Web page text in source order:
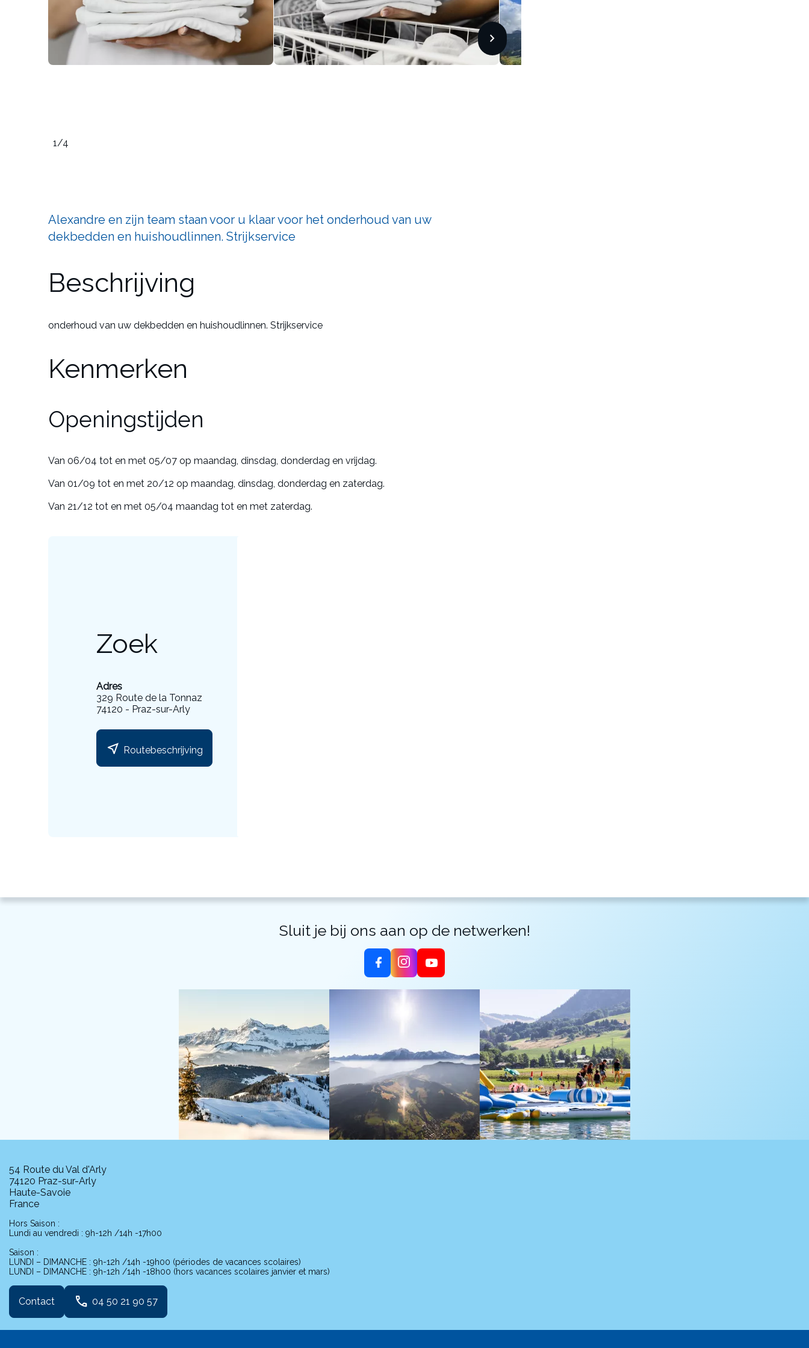
chevron_forward
1/4
Alexandre en zijn team staan voor u klaar voor het onderhoud van uw
dekbedden en huishoudlinnen. Strijkservice
Beschrijving
onderhoud van uw dekbedden en huishoudlinnen. Strijkservice
Kenmerken
Openingstijden
Van 06/04 tot en met 05/07 op maandag, dinsdag, donderdag en vrijdag.
Van 01/09 tot en met 20/12 op maandag, dinsdag, donderdag en zaterdag.
Van 21/12 tot en met 05/04 maandag tot en met zaterdag.
Zoek
Adres
329 Route de la Tonnaz
74120 - Praz-sur-Arly
near_me Routebeschrijving
Sluit je bij ons aan op de netwerken!
54 Route du Val d'Arly
74120 Praz-sur-Arly
Haute-Savoie
France
Hors Saison :
Lundi au vendredi : 9h-12h /14h -17h00
Saison :
LUNDI – DIMANCHE : 9h-12h /14h -19h00 (périodes de vacances scolaires)
LUNDI – DIMANCHE : 9h-12h /14h -18h00 (hors vacances scolaires janvier et mars)
Contact phone 04 50 21 90 57